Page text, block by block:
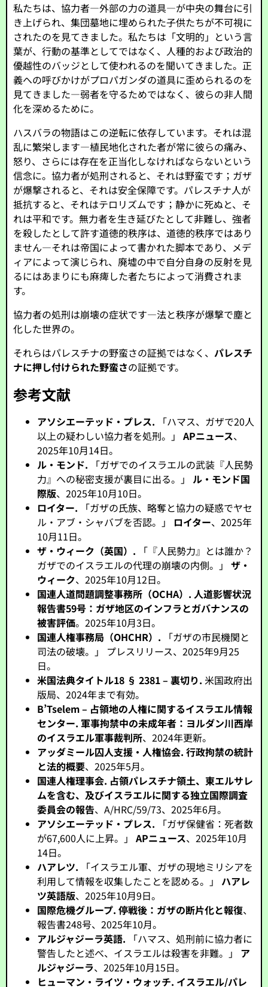
私たちは、協力者—外部の力の道具—が中央の舞台に引
き上げられ、集団墓地に埋められた子供たちが不可視に
されたのを見てきました。私たちは「文明的」という言
葉が、行動の基準としてではなく、人種的および政治的
優越性のバッジとして使われるのを聞いてきました。正
義への呼びかけがプロパガンダの道具に歪められるのを
見てきました—弱者を守るためではなく、彼らの非人間
化を深めるために。
ハスバラの物語はこの逆転に依存しています。それは混
乱に繁栄します—植民地化された者が常に彼らの痛み、
怒り、さらには存在を正当化しなければならないという
信念に。協力者が処刑されると、それは野蛮です；ガザ
が爆撃されると、それは安全保障です。パレスチナ人が
抵抗すると、それはテロリズムです；静かに死ぬと、そ
れは平和です。無力者を生き延びたとして非難し、強者
を殺したとして許す道徳的秩序は、道徳的秩序ではあり
ません—それは帝国によって書かれた脚本であり、メデ
ィアによって演じられ、廃墟の中で自分自身の反射を見
るにはあまりにも麻痺した者たちによって消費されま
す。
協力者の処刑は崩壊の症状です—法と秩序が爆撃で塵と
化した世界の。
それらはパレスチナの野蛮さの証拠ではなく、パレスチ
ナに押し付けられた野蛮さの証拠です。
参考文献
アソシエーテッド・プレス. 「ハマス、ガザで20人
以上の疑わしい協力者を処刑。」APニュース、
2025年10月14日。
ル・モンド. 「ガザでのイスラエルの武装『人民勢
力』への秘密支援が裏目に出る。」ル・モンド国
際版、2025年10月10日。
ロイター. 「ガザの氏族、略奪と協力の疑惑でヤセ
ル・アブ・シャバブを否認。」 ロイター、2025年
10月11日。
ザ・ウィーク（英国）. 「『人民勢力』とは誰か？
ガザでのイスラエルの代理の崩壊の内側。」ザ・
ウィーク、2025年10月12日。
国連人道問題調整事務所（OCHA）. 人道影響状況
報告書59号：ガザ地区のインフラとガバナンスの
被害評価。2025年10月3日。
国連人権事務局（OHCHR）. 「ガザの市民機関と
司法の破壊。」 プレスリリース、2025年9月25
日。
米国法典タイトル18 § 2381 – 裏切り. 米国政府出
版局、2024年まで有効。
B’Tselem – 占領地の人権に関するイスラエル情報
センター. 軍事拘禁中の未成年者：ヨルダン川西岸
のイスラエル軍事裁判所、2024年更新。
アッダミール囚人支援・人権協会. 行政拘禁の統計
と法的概要、2025年5月。
国連人権理事会. 占領パレスチナ領土、東エルサレ
ムを含む、及びイスラエルに関する独立国際調査
委員会の報告、A/HRC/59/73、2025年6月。
アソシエーテッド・プレス. 「ガザ保健省：死者数
が67,600人に上昇。」APニュース、2025年10月
14日。
ハアレツ. 「イスラエル軍、ガザの現地ミリシアを
利用して情報を収集したことを認める。」 ハアレ
ツ英語版、2025年10月9日。
国際危機グループ. 停戦後：ガザの断片化と報復、
報告書248号、2025年10月。
アルジャジーラ英語. 「ハマス、処刑前に協力者に
警告したと述べ、イスラエルは殺害を非難。」 ア
ルジャジーラ、2025年10月15日。
ヒューマン・ライツ・ウォッチ. イスラエル/パレ